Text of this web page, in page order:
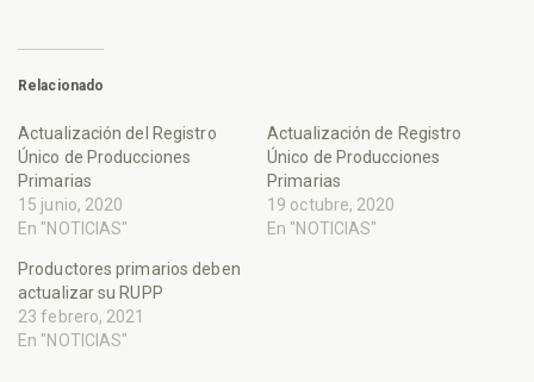
Relacionado
Actualización del Registro
Único de Producciones
Primarias
15 junio, 2020
En "NOTICIAS"
Actualización de Registro
Único de Producciones
Primarias
19 octubre, 2020
En "NOTICIAS"
Productores primarios deben
actualizar su RUPP
23 febrero, 2021
En "NOTICIAS"